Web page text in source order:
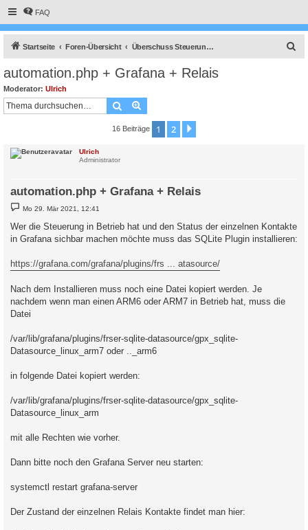
FAQ
Startseite Foren-Übersicht Überschuss Steuerung, Anlagenüberwachung, Anbindung an die Heizung, API Schnittstelle und vieles Andere mehr.
automation.php + Grafana + Relais
Moderator: Ulrich
Suche
16 Beiträge 1 2
Ulrich
Administrator
automation.php + Grafana + Relais
B
e
t
r
Mo 29. Mär 2021, 12:41
Wer die Steuerung in Betrieb hat und den Status der einzelnen Kontakte
in Grafana sichbar machen möchte muss das SQLite Plugin installieren:
https://grafana.com/grafana/plugins/frs ... atasource/
Nach dem Installieren muss noch eine Datei kopiert werden. Je
nachdem wenn man einen ARM6 oder ARM7 in Betrieb hat, muss die
Datei
/var/lib/grafana/plugins/frser-sqlite-datasource/gpx_sqlite-
Datasource_linux_arm7 oder .._arm6
in folgende Datei kopiert werden:
/var/lib/grafana/plugins/frser-sqlite-datasource/gpx_sqlite-
Datasource_linux_arm
mit alle Rechten wie vorher.
Dann bitte noch den Grafana Server neu starten:
systemctl restart grafana-server
Der Zustand der einzelnen Relais Kontakte findet man hier: